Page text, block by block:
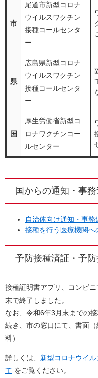
市
尾道市新型コロナ
ウイルスワクチン
接種コールセンタ
ー
県
広島県新型コロナ
ウイルスワクチン
接種コールセンタ
ー
国
厚生労働省新型コ
ロナワクチンコー
ルセンター
国からの通知・事
自治体向け通知・事務
接種を行う医療機関へ
予防接種済証・予
接種証明書アプリ、コンビ
末で終了しました。
なお、令和6年3月末までの
続き、市の窓口にて、書面
料）
詳しくは、 新型コロナウイ
て をご覧ください。